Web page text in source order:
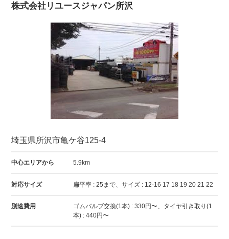
株式会社リユースジャパン所沢
埼玉県所沢市亀ケ谷125-4
中心エリアから 5.9km
対応サイズ 扁平率 : 25まで、サイズ : 12-16 17 18 19 20 21 22
別途費用
ゴムバルブ交換(1本) : 330円〜、タイヤ引き取り(1
本) : 440円〜